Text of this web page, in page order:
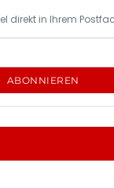
direkt in Ihrem
ABONNIEREN